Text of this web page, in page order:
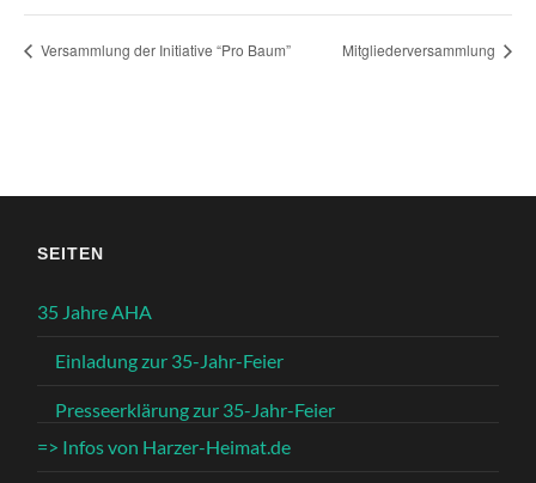
Versammlung der Initiative “Pro Baum” Mitgliederversammlung
SEITEN
35 Jahre AHA
Einladung zur 35-Jahr-Feier
Presseerklärung zur 35-Jahr-Feier
=> Infos von Harzer-Heimat.de